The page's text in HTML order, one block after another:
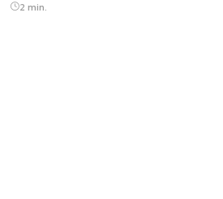
2 min.